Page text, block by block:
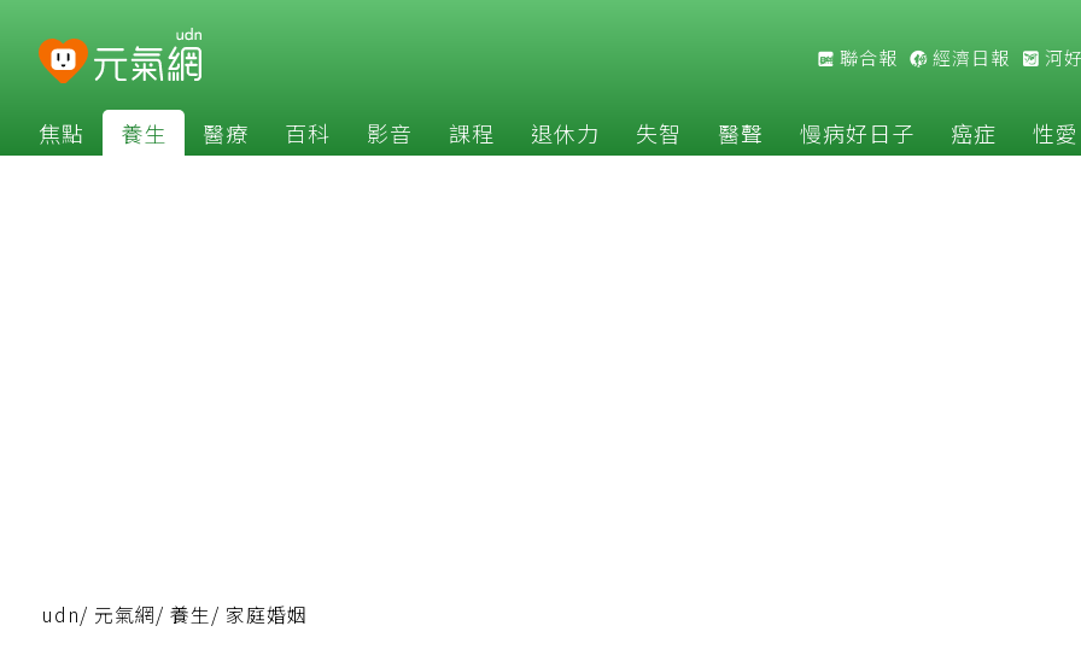
聯合報 經濟日報 河
焦點 養生 醫療 百科 影音 課程 退休力 失智 醫聲 慢病好日子 癌症 性愛
udn/ 元氣網/ 養生/ 家庭婚姻